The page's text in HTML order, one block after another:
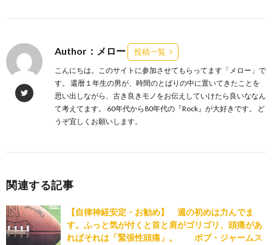
Author：メロー 投稿一覧
こんにちは。このサイトに参加させてもらってます「メロー」で
す。 還暦１年生の男が、時間のとばりの中に置いてきたことを
思い出しながら、古き良きモノをお伝えしていけたら良いななん
て考えてます。 60年代から80年代の『Rock』が大好きです。 ど
うぞ宜しくお願いします。
関連する記事
【自律神経安定・お勧め】 週の初めは力んでま
す。ふっと気が付くと首と肩がゴリゴリ、頭痛があ
ればそれは「緊張性頭痛」。 ボブ・ジャームス